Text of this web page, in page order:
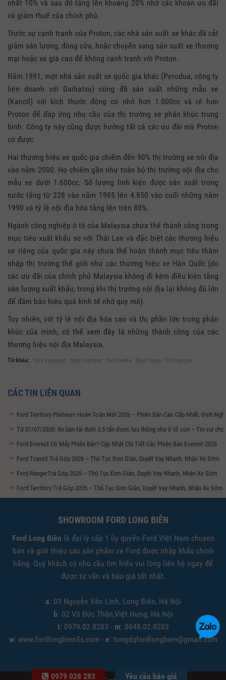
nhất 10% và sau đó tăng lên khoảng 20% nhờ các khoản ưu đãi
và giảm thuế của chính phủ.
Trước sự cạnh tranh của Proton, các nhà sản xuất xe khác đã cắt
giảm sản lượng, đóng cửa, hoặc chuyển sang sản xuất xe thương
mại hoặc xe giá cao để không cạnh tranh với Proton.
Năm 1991, một nhà sản xuất xe quốc gia khác (Perodua, công ty
liên doanh với Daihatsu) cũng đã sản xuất những mẫu xe
(Kancil) với kích thước động cơ nhỏ hơn 1.000cc và rẻ hơn
Proton để đáp ứng nhu cầu của thị trường xe phân khúc trung
bình. Công ty này cũng được hưởng tất cả các ưu đãi mà Proton
có được.
Hai thương hiệu xe quốc gia chiếm đến 90% thị trường xe nội địa
vào năm 2000. Họ chiếm gần như toàn bộ thị trường nội địa cho
mẫu xe dưới 1.600cc. Số lượng linh kiện được sản xuất trong
nước tăng từ 228 vào năm 1985 lên 4.850 vào cuối những năm
1990 và tỷ lệ nội địa hóa tăng lên trên 80%.
Ngành công nghiệp ô tô của Malaysia chưa thể thành công trong
mục tiêu xuất khẩu so với Thái Lan và đặc biệt các thương hiệu
xe riêng của quốc gia này chưa thể hoàn thành mục tiêu thâm
nhập thị trường thế giới như các thương hiệu xe Hàn Quốc (do
các ưu đãi của chính phủ Malaysia không đi kèm điều kiện tăng
sản lượng xuất khẩu, trong khi thị trường nội địa lại không đủ lớn
để đảm bảo hiệu quả kinh tế nhờ quy mô).
Tuy nhiên, với tỷ lệ nội địa hóa cao và thị phần lớn trong phân
khúc của mình, có thể xem đây là những thành công của các
thương hiệu nội địa Malaysia.
Từ khóa: ford ecosport ford explorer ford fiesta ford focus ford ranger
CÁC TIN LIÊN QUAN
Ford Territory Platinum Hoàn Toàn Mới 2026 – Phiên Bản Cao Cấp Nhất, Định
Từ 01/07/2026: Xe bán tải dưới 3,5 tấn được lưu thông như ô tô con – Tin vui cho
Ford Everest Có Mấy Phiên Bản? Cập Nhật Chi Tiết Các Phiên Bản Everest 2026
Ford Transit Trả Góp 2026 – Thủ Tục Đơn Giản, Duyệt Vay Nhanh, Nhận Xe Sớm
Ford RangerTrả Góp 2026 – Thủ Tục Đơn Giản, Duyệt Vay Nhanh, Nhận Xe Sớm
Ford Territory Trả Góp 2026 – Thủ Tục Đơn Giản, Duyệt Vay Nhanh, Nhận Xe Sớm
SHOWROOM FORD LONG BIÊN
Ford Long Biên là đại lý cấp 1 ủy quyền Ford Việt Nam chuyên
bán và giới thiệu các sản phẩm xe Ford được nhập khẩu chính
hãng. Quý khách có nhu cầu tìm hiểu vui lòng liên hệ ngay để
được tư vấn và báo giá tốt nhất.
a: 03 Nguyễn Văn Linh, Long Biên, Hà Nội
b: 02 Vũ Đức Thận,Việt Hưng, Hà Nội
t: 0979.02.8283 - m: 0848.02.8283
w: www.fordlongbien5s.com - e: tungdqfordlongbien@gmail.com
0979 028 283 Yêu cầu báo giá